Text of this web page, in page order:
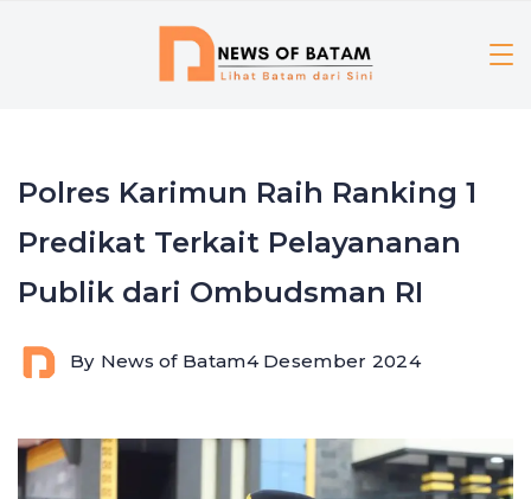
Polres Karimun Raih Ranking 1
Predikat Terkait Pelayananan
Publik dari Ombudsman RI
By News of Batam4 Desember 2024